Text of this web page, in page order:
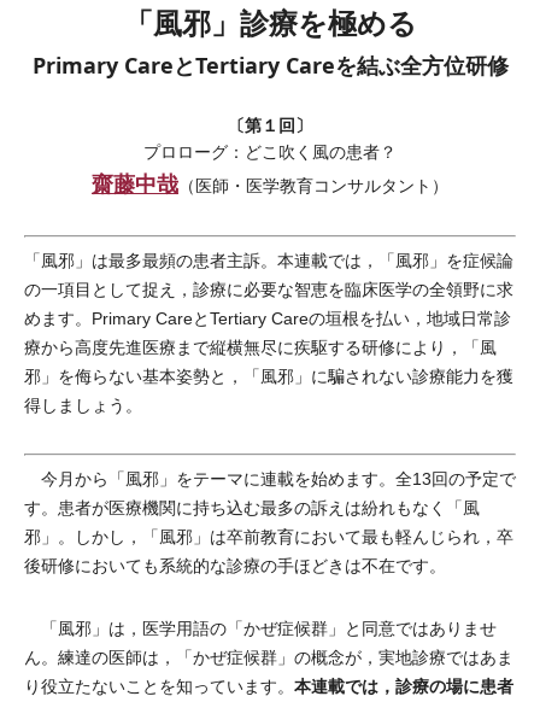
「風邪」診療を極める
Primary CareとTertiary Careを結ぶ全方位研修
〔第１回〕
プロローグ：どこ吹く風の患者？
齋藤中哉 （医師・医学教育コンサルタント）
「風邪」は最多最頻の患者主訴。本連載では，「風邪」を症候論
の一項目として捉え，診療に必要な智恵を臨床医学の全領野に求
めます。Primary CareとTertiary Careの垣根を払い，地域日常診
療から高度先進医療まで縦横無尽に疾駆する研修により，「風
邪」を侮らない基本姿勢と，「風邪」に騙されない診療能力を獲
得しましょう。
今月から「風邪」をテーマに連載を始めます。全13回の予定で
す。患者が医療機関に持ち込む最多の訴えは紛れもなく「風
邪」。しかし，「風邪」は卒前教育において最も軽んじられ，卒
後研修においても系統的な診療の手ほどきは不在です。
「風邪」は，医学用語の「かぜ症候群」と同意ではありませ
ん。練達の医師は，「かぜ症候群」の概念が，実地診療ではあま
り役立たないことを知っています。 本連載では，診療の場に患者